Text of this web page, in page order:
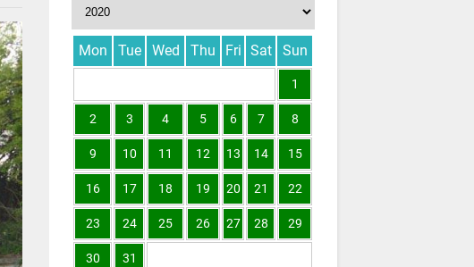
Mon Tue Wed Thu Fri Sat Sun
1
2 3 4 5 6 7 8
9 10 11 12 13 14 15
16 17 18 19 20 21 22
23 24 25 26 27 28 29
30 31